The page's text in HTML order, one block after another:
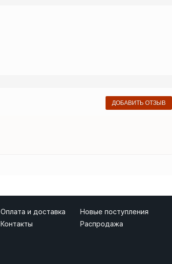
ДОБАВИТЬ ОТЗЫВ
Оплата и доставка
Контакты
Новые поступления
Распродажа